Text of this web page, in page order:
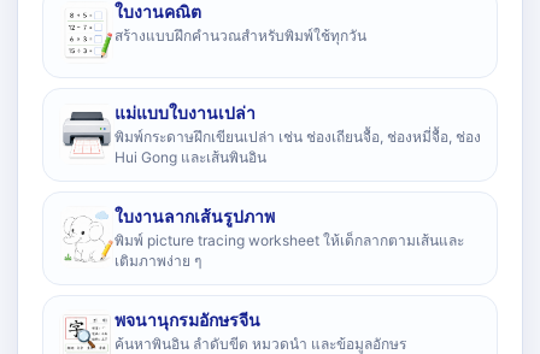
ใบงานคณิต
สร้างแบบฝึกคำนวณสำหรับพิมพ์ใช้ทุกวัน
แม่แบบใบงานเปล่า
พิมพ์กระดาษฝึกเขียนเปล่า เช่น ช่องเถียนจื้อ, ช่องหมี่จื้อ, ช่อง
Hui Gong และเส้นพินอิน
ใบงานลากเส้นรูปภาพ
พิมพ์ picture tracing worksheet ให้เด็กลากตามเส้นและ
เติมภาพง่าย ๆ
พจนานุกรมอักษรจีน
ค้นหาพินอิน ลำดับขีด หมวดนำ และข้อมูลอักษร